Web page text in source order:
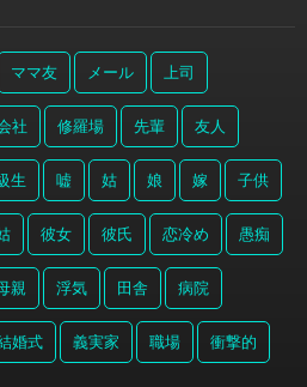
ママ友 メール 上司
社 修羅場 先輩 友人
生 嘘 姑 娘 嫁 子供
彼女 彼氏 恋冷め 愚痴
親 浮気 田舎 病院
婚式 義実家 職場 衝撃的